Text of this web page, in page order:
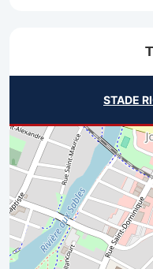
STADE